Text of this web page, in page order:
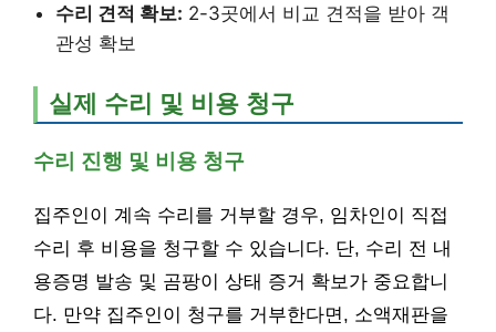
수리 견적 확보: 2-3곳에서 비교 견적을 받아 객
관성 확보
실제 수리 및 비용 청구
수리 진행 및 비용 청구
집주인이 계속 수리를 거부할 경우, 임차인이 직접
수리 후 비용을 청구할 수 있습니다. 단, 수리 전 내
용증명 발송 및 곰팡이 상태 증거 확보가 중요합니
다. 만약 집주인이 청구를 거부한다면, 소액재판을